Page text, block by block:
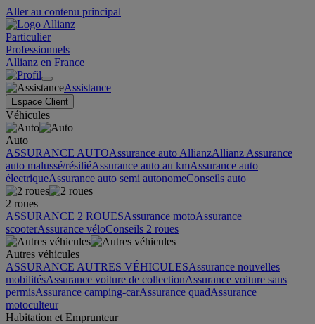
Aller au contenu principal
Particulier
Professionnels
Allianz en France
Assistance
Espace Client
Véhicules
Auto
ASSURANCE AUTOAssurance auto AllianzAllianz Assurance
auto malussé/résiliéAssurance auto au kmAssurance auto
électriqueAssurance auto semi autonomeConseils auto
2 roues
ASSURANCE 2 ROUESAssurance motoAssurance
scooterAssurance véloConseils 2 roues
Autres véhicules
ASSURANCE AUTRES VÉHICULESAssurance nouvelles
mobilitésAssurance voiture de collectionAssurance voiture sans
permisAssurance camping-carAssurance quadAssurance
motoculteur
Habitation et Emprunteur